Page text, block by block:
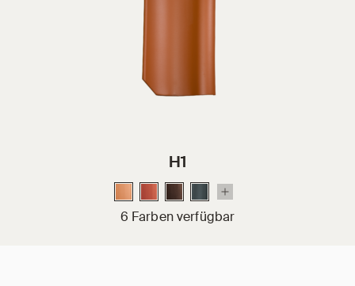
H1
6 Farben verfügbar